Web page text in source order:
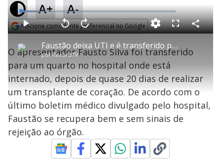
A+ A-
Adicione como fonte preferencial no Google
P
l
a
y
Faustão deixa UTI e é transferido para quarto de hospital
por RecordTV
P V
l
t
a
r
1
0
e
g
u
n
d
s
A
a
n
ç
a
1
e
u
n
o
s
L
o
a
d
e
2
2
9
F
l
s
c
n
C
o
a
O apresentador Fausto Silva foi transferido
para um quarto no hospital onde está
internado, depois de quase 20 dias de realizar
um transplante de coração. De acordo com o
último boletim médico divulgado pelo hospital,
Faustão se recupera bem e sem sinais de
rejeição ao órgão.